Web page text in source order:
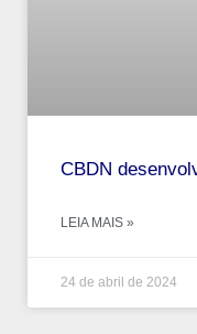
CBDN
LEIA MAIS »
24 de abril de 2024